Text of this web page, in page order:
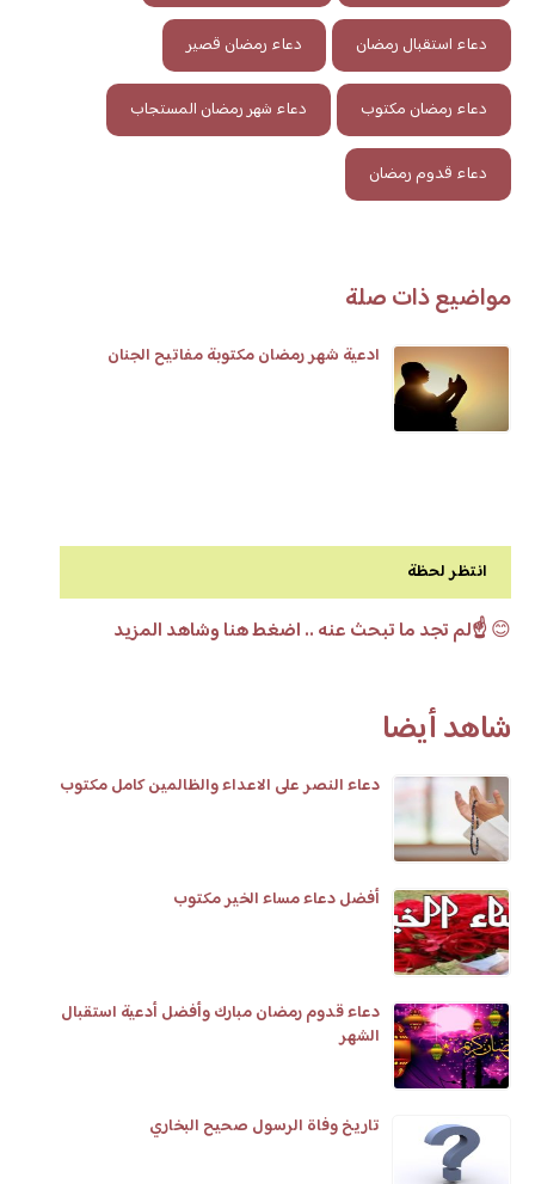
دعاء استقبال رمضان دعاء رمضان قصير
دعاء رمضان مكتوب دعاء شهر رمضان المستجاب
دعاء قدوم رمضان
مواضيع ذات صلة
ادعية شهر رمضان مكتوبة مفاتيح الجنان
انتظر لحظة
😊☝️لم تجد ما تبحث عنه .. اضغط هنا وشاهد المزيد
شاهد أيضا
دعاء النصر على الاعداء والظالمين كامل مكتوب
أفضل دعاء مساء الخير مكتوب
دعاء قدوم رمضان مبارك وأفضل أدعية استقبال
الشهر
تاريخ وفاة الرسول صحيح البخاري